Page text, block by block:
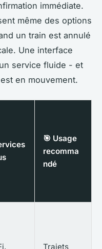
immédiate.
même des options
un train est annulé
Une interface
service fluide - et
en mouvement.
🎯 Usage
recomma
ndé
Trajets